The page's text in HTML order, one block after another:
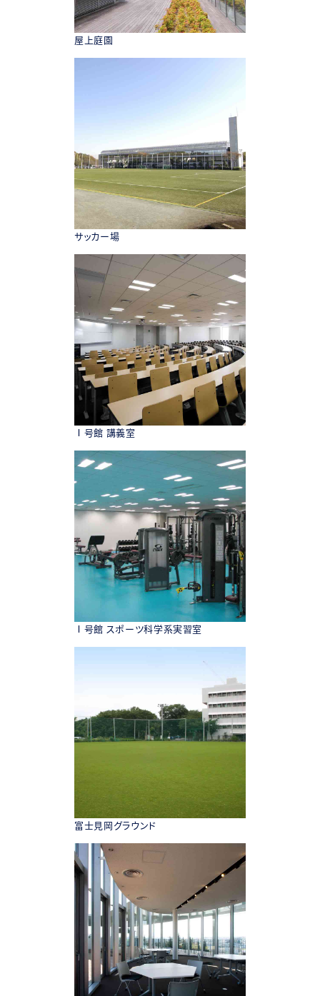
屋上庭園
サッカー場
Ⅰ号館 講義室
Ⅰ号館 スポーツ科学系実習室
富士見岡グラウンド